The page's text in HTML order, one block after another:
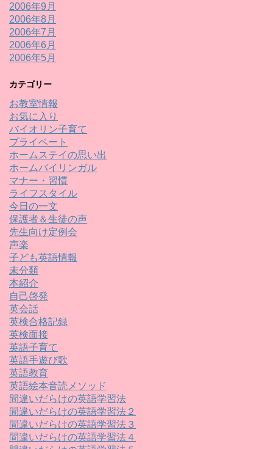
2006年9月
2006年8月
2006年7月
2006年6月
2006年5月
カテゴリー
お教室情報
お気に入り
バイオリン子育て
プライベート
ホームステイの思い出
ホームバイリンガル
マナー・習慣
ライフスタイル
今日の一文
保護者＆生徒の声
先生向け定例会
声楽
子ども英語情報
未分類
本紹介
自己啓発
英会話
英検合格記録
英検面接
英語子育て
英語手遊び歌
英語教育
英語絵本音読メソッド
間違いだらけの英語学習法
間違いだらけの英語学習法２
間違いだらけの英語学習法３
間違いだらけの英語学習法４